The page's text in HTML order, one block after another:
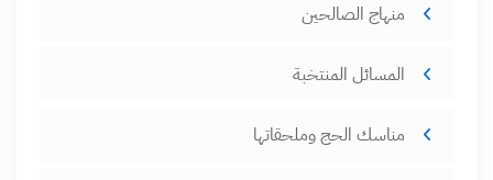
منهاج الصالحين
المسائل المنتخبة
مناسك الحج وملحقاتها